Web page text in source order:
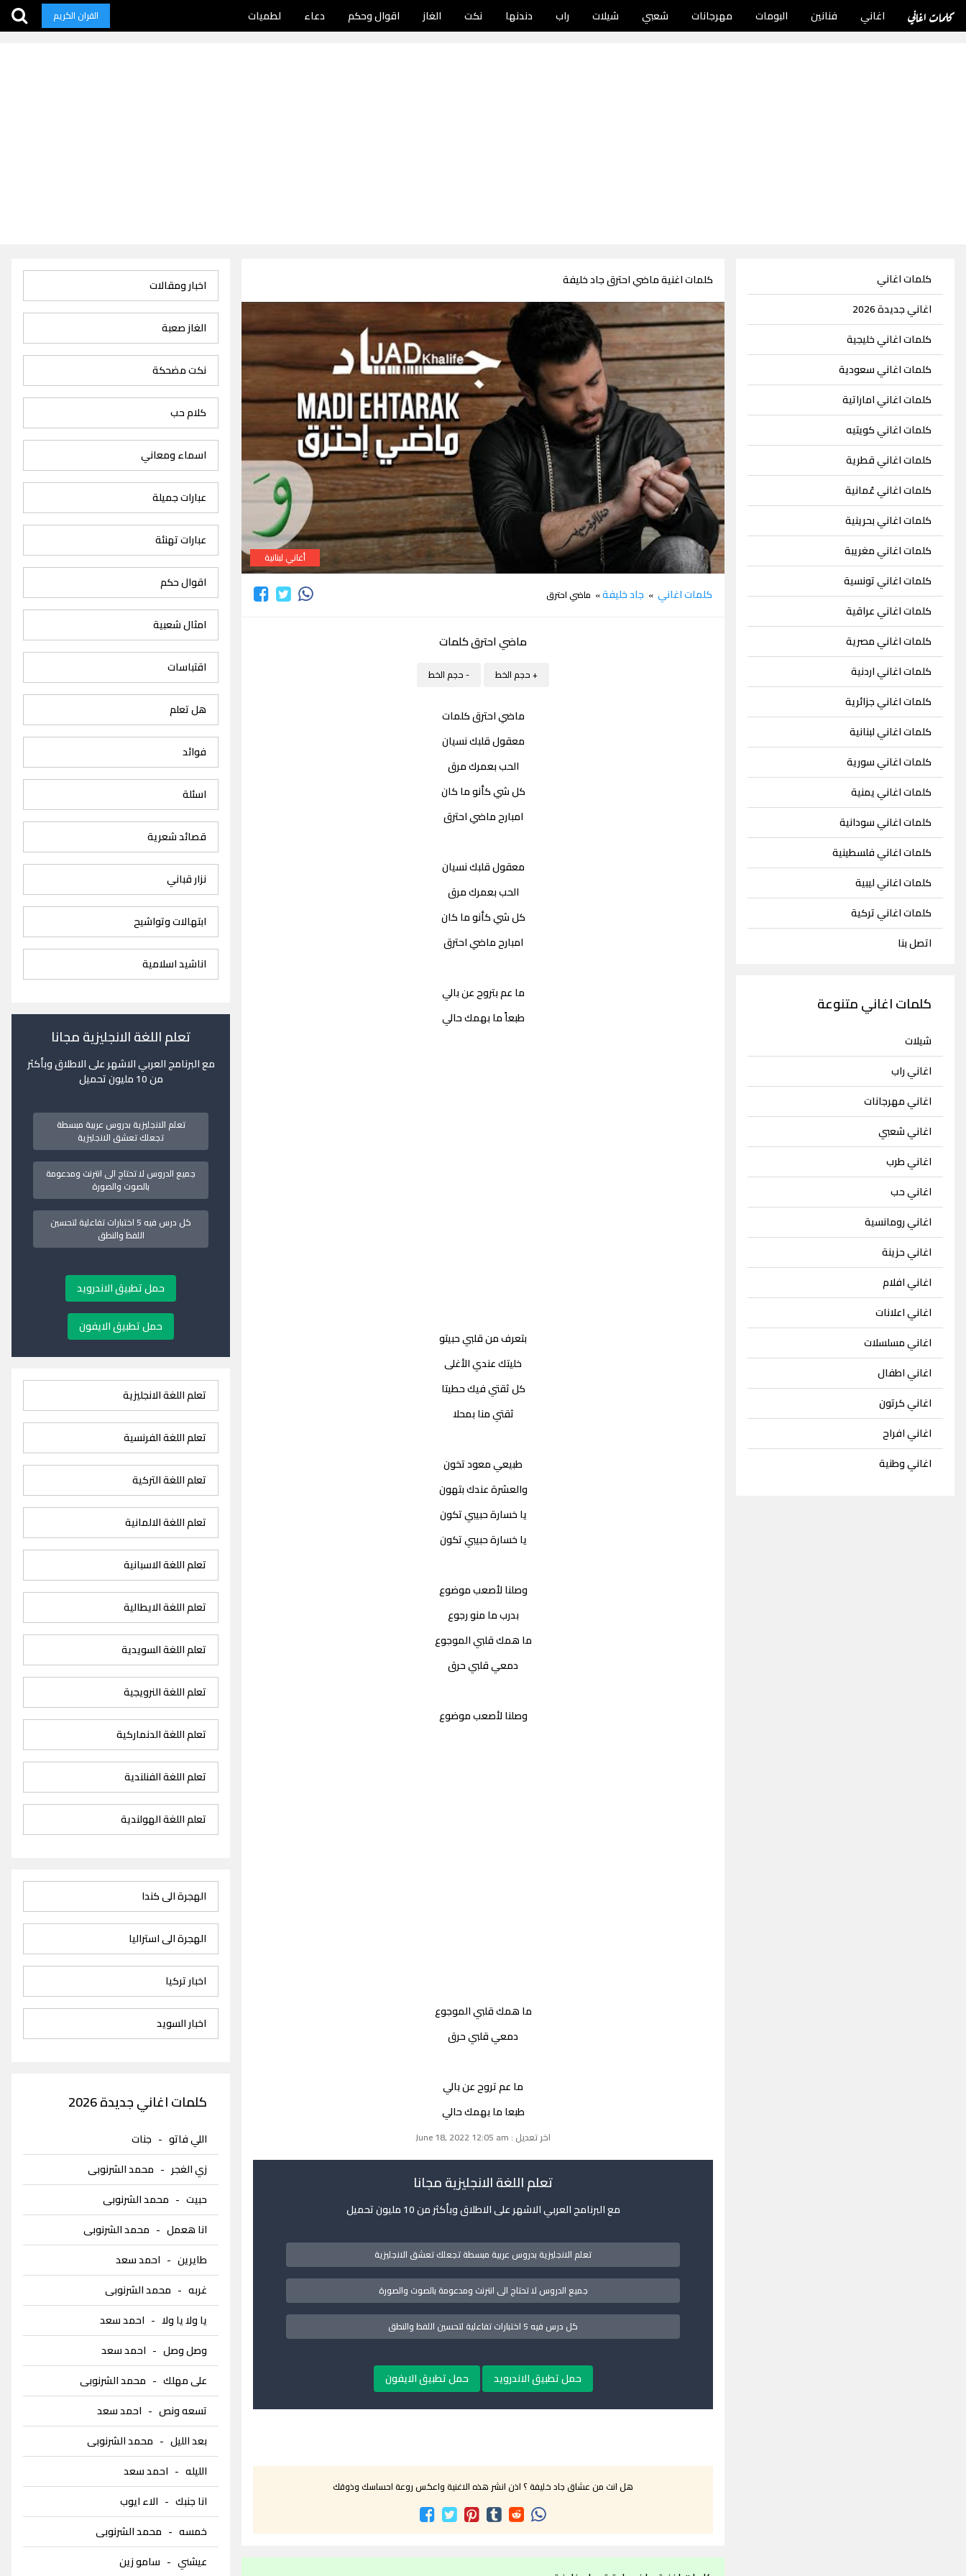
كلمات اغاني اغاني فنانين البومات مهرجانات شعبي شيلات راب دندنها نكت الغاز اقوال وحكم دعاء لطميات القران الكريم
كلمات اغاني
اغاني جديدة 2026
كلمات اغاني خليجية
كلمات اغاني سعودية
كلمات اغاني اماراتية
كلمات اغاني كويتيه
كلمات اغاني قطرية
كلمات اغاني عُمانية
كلمات اغاني بحرينية
كلمات اغاني مغريبة
كلمات اغاني تونسية
كلمات اغاني عراقية
كلمات اغاني مصرية
كلمات اغاني اردنية
كلمات اغاني جزائرية
كلمات اغاني لبنانية
كلمات اغاني سورية
كلمات اغاني يمنية
كلمات اغاني سودانية
كلمات اغاني فلسطينية
كلمات اغاني ليبية
كلمات اغاني تركية
اتصل بنا
كلمات اغاني متنوعة
شيلات
اغاني راب
اغاني مهرجانات
اغاني شعبي
اغاني طرب
اغاني حب
اغاني رومانسية
اغاني حزينة
اغاني افلام
اغاني اعلانات
اغاني مسلسلات
اغاني اطفال
اغاني كرتون
اغاني افراح
اغاني وطنية
كلمات اغنية ماضي احترق جاد خليفة
أغاني لبنانية
كلمات اغاني » جاد خليفة» ماضي احترق
ماضي احترق كلمات
+ حجم الخط - حجم الخط
ماضي احترق كلمات
معقول قلبك نسيان
الحب بعمرك مرق
كل شي كأنو ما كان
امبارح ماضي احترق
معقول قلبك نسيان
الحب بعمرك مرق
كل شي كأنو ما كان
امبارح ماضي احترق
ما عم بتروح عن بالي
طبعاً ما بهمك حالي
بتعرف من قلبي حبيتو
خليتك عندي الأغلى
كل ثقتي فيك حطيتا
ثقتي منا بمحلا
طبيعي معود تخون
والعشرة عندك بتهون
يا خسارة حبيبي تكون
يا خسارة حبيبي تكون
وصلنا لأصعب موضوع
بدرب ما منو رجوع
ما همك قلبي الموجوع
دمعي قلبي حرق
وصلنا لأصعب موضوع
ما همك قلبي الموجوع
دمعي قلبي حرق
ما عم تروح عن بالي
طبعا ما بهمك حالي
اخر تعديل : June 18, 2022 12:05 am
تعلم اللغة الانجليزية مجانا
مع البرنامج العربي الاشهر على الاطلاق وبأكثر من 10 مليون تحميل
تعلم الانجليزية بدروس عربية مبسطة تجعلك تعشق الانجليزية
جميع الدروس لا تحتاج الى انترنت ومدعومة بالصوت والصورة
كل درس فيه 5 اختبارات تفاعلية لتحسين اللفظ والنطق
حمل تطبيق الاندرويد حمل تطبيق الايفون
هل انت من عشاق جاد خليفة ؟ اذن انشر هذه الاغنية واعكس روعة احساسك وذوقك
اخبار ومقالات
الغاز صعبة
نكت مضحكة
كلام حب
اسماء ومعاني
عبارات جميلة
عبارات تهنئة
اقوال حكم
امثال شعبية
اقتباسات
هل تعلم
فوائد
اسئلة
قصائد شعرية
نزار قباني
ابتهالات وتواشيح
اناشيد اسلامية
تعلم اللغة الانجليزية مجانا
مع البرنامج العربي الاشهر على الاطلاق وبأكثر
من 10 مليون تحميل
تعلم الانجليزية بدروس عربية مبسطة
تجعلك تعشق الانجليزية
جميع الدروس لا تحتاج الى انترنت ومدعومة
بالصوت والصورة
كل درس فيه 5 اختبارات تفاعلية لتحسين
اللفظ والنطق
حمل تطبيق الاندرويد
حمل تطبيق الايفون
تعلم اللغة الانجليزية
تعلم اللغة الفرنسية
تعلم اللغة التركية
تعلم اللغة الالمانية
تعلم اللغة الاسبانية
تعلم اللغة الايطالية
تعلم اللغة السويدية
تعلم اللغة النرويجية
تعلم اللغة الدنماركية
تعلم اللغة الفنلندية
تعلم اللغة الهولندية
الهجرة الى كندا
الهجرة الى استراليا
اخبار تركيا
اخبار السويد
كلمات اغاني جديدة 2026
اللي فاتو- جنات
زي الغجر - محمد الشرنوبى
حبيت- محمد الشرنوبى
انا هعمل- محمد الشرنوبى
طايرين- احمد سعد
غربه- محمد الشرنوبى
يا ولا يا ولا- احمد سعد
وصل وصل- احمد سعد
على مهلك- محمد الشرنوبى
تسعه ونص- احمد سعد
بعد الليل- محمد الشرنوبى
الليله- احمد سعد
انا جنبك- الاء ايوب
خمسه- محمد الشرنوبى
عيشني- سامو زين